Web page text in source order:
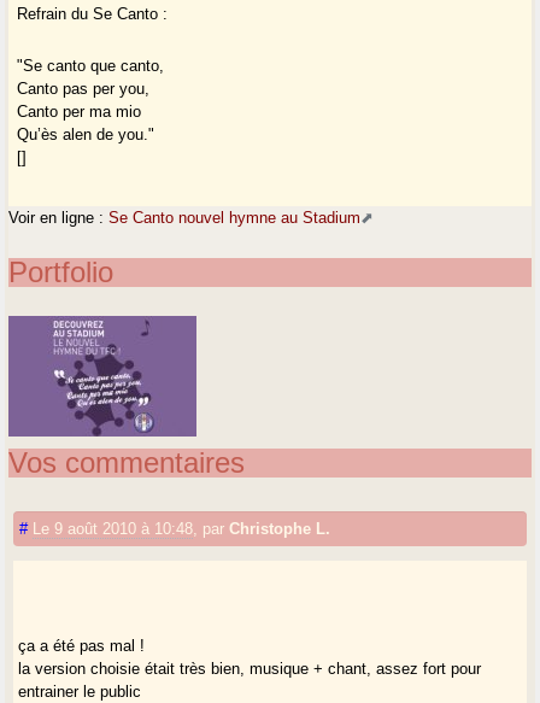
Refrain du Se Canto :
"Se canto que canto,
Canto pas per you,
Canto per ma mio
Qu’ès alen de you."
[]
Voir en ligne :Se Canto nouvel hymne au Stadium
Portfolio
Vos commentaires
# Le 9 août 2010 à 10:48 parChristophe L.
ça a été pas mal !
la version choisie était très bien, musique + chant, assez fort pour
entrainer le public